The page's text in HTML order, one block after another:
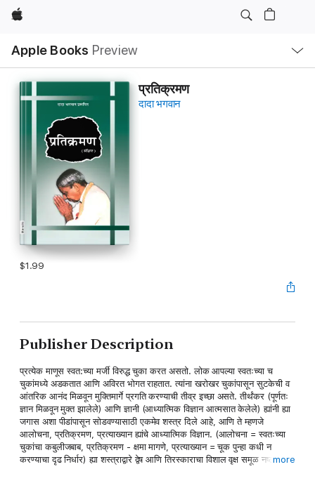
Apple
Apple Books Preview
Nav
Open
Menu
प्रतिक्रमण
दादा भगवान
$1.99
Publisher Description
प्रत्येक माणूस स्वत:च्या मर्जी विरुद्ध चुका करत असतो. लोक आपल्या स्वतःच्या च
चुकांमध्ये अडकतात आणि अविरत भोगत राहतात. त्यांना खरोखर चुकांपासून सुटकेची व
आंतरिक आनंद मिळवून मुक्तिमार्गे प्रगति करण्याची तीव्र इच्छा असते. तीर्थंकर (पूर्णतः
ज्ञान मिळवून मुक्त झालेले) आणि ज्ञानी (आध्यात्मिक विज्ञान आत्मसात केलेले) ह्यांनी ह्या
जगास अशा पीडांपासून सोडवण्यासाठी एकमेव शस्त्र दिले आहे, आणि ते म्हणजे
आलोचना, प्रतिक्रमण, प्रत्याख्यान ह्यांचे आध्यात्मिक विज्ञान. (आलोचना = स्वतःच्या
चुकांचा कबुलीजबाब, प्रतिक्रमण - क्षमा मागणे, प्रत्याख्यान = चूक पुन्हा कधी न
करण्याचा दृढ निर्धार) ह्या शस्त्राद्वारे द्वेष आणि तिरस्काराचा विशाल वृक्ष समूळ नष्ट करुन
more